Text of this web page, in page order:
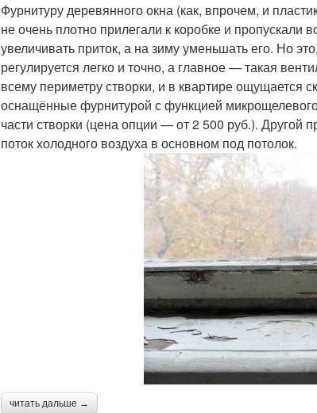
Фурнитуру деревянного окна (как, впрочем, и
не очень плотно прилегали к коробке и пропускали
увеличивать приток, а на зиму уменьшать его. Но
регулируется легко и точно, а главное — такая
всему периметру створки, и в квартире ощущается
оснащённые фурнитурой с функцией
части створки (цена опции — от 2 500 руб.).
поток холодного воздуха в основном под потолок.
читать дальше →